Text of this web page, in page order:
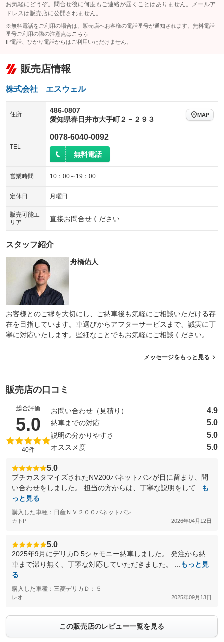
お気軽にどうぞ。問合せ後に何度もご連絡が届くことはありません。メールア
ドレスは販売店に公開されません。
※無料電話をご利用の場合は、販売店へお客様の電話番号が通知されます。無料電話
番号ご利用の際の注意点は こちら
IP電話、ひかり電話からはご利用いただけません。
販売店情報
株式会社 エスウェル
住所
486-0807
愛知県春日井市大手町２－２９３
MAP
TEL
0078-6040-0092
無料電話
営業時間 10：00～19：00
定休日 月曜日
販売可能エ
リア
直接お問合せください
スタッフ紹介
舟橋佑人
お客様とのご縁を大切にし、ご納車後も気軽にご相談いただける存
在を目指しています。車選びからアフターサービスまで、誠実に丁
寧に対応いたします。些細なことでもお気軽にご相談ください。
メッセージをもっと見る
販売店の口コミ
総合評価
5.0 （5点満点中）
40件
お問い合わせ（見積り） 4.9
納車までの対応 5.0
説明の分かりやすさ 5.0
オススメ度 5.0
5.0
プチカスタマイズされたNV200バネットバンが目に留まり、問
い合わせをしました。 担当の方からは、丁寧な説明をして...
も
っと見る
購入した車種：日産ＮＶ２００バネットバン
カトP 2026年04月12日
5.0
2025年9月にデリカD:5シャモニー納車しました。 発注から納
車まで滞り無く、丁寧な対応していただきました。 ...
もっと見
る
購入した車種：三菱デリカＤ：５
レオ 2025年09月13日
この販売店のレビュー一覧を見る